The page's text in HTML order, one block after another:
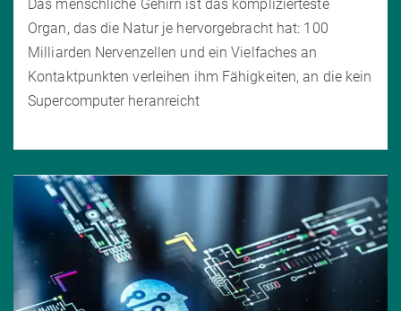
Das menschliche Gehirn ist das komplizierteste
Organ, das die Natur je hervorgebracht hat: 100
Milliarden Nervenzellen und ein Vielfaches an
Kontaktpunkten verleihen ihm Fähigkeiten, an die kein
Supercomputer heranreicht